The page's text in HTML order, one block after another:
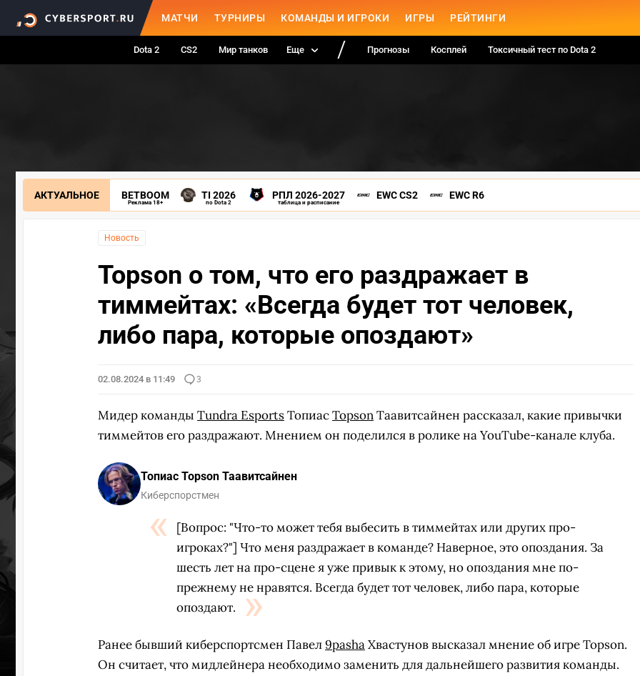
МАТЧИ ТУРНИРЫ КОМАНДЫ И ИГРОКИ ИГРЫ РЕЙТИНГИ
Dota 2 CS2 Мир танков Еще Прогнозы Косплей Токсичный тест по Dota 2
АКТУАЛЬНОЕ BETBOOM
Реклама 18+
TI 2026
по Dota 2
РПЛ 2026-2027
таблица и расписание
EWC CS2 EWC R6
Новость
Topson о том, что его раздражает в
тиммейтах: «Всегда будет тот человек,
либо пара, которые опоздают»
02.08.2024 в 11:49 3
Мидер команды Tundra EsportsТопиасTopsonТаавитсайнен рассказал, какие привычки
тиммейтов его раздражают. Мнением он поделился в ролике на YouTube-канале клуба.
Топиас Topson Таавитсайнен
Киберспорстмен
[Вопрос: "Что-то может тебя выбесить в тиммейтах или других про-
игроках?"] Что меня раздражает в команде? Наверное, это опоздания. За
шесть лет на про-сцене я уже привык к этому, но опоздания мне по-
прежнему не нравятся. Всегда будет тот человек, либо пара, которые
опоздают.
Ранее бывший киберспортсмен Павел9pashaХвастунов высказал мнение об игре Topson.
Он считает, что мидлейнера необходимо заменить для дальнейшего развития команды.